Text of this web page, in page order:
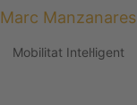
Marc Manzanares
Mobilitat Intel·ligent